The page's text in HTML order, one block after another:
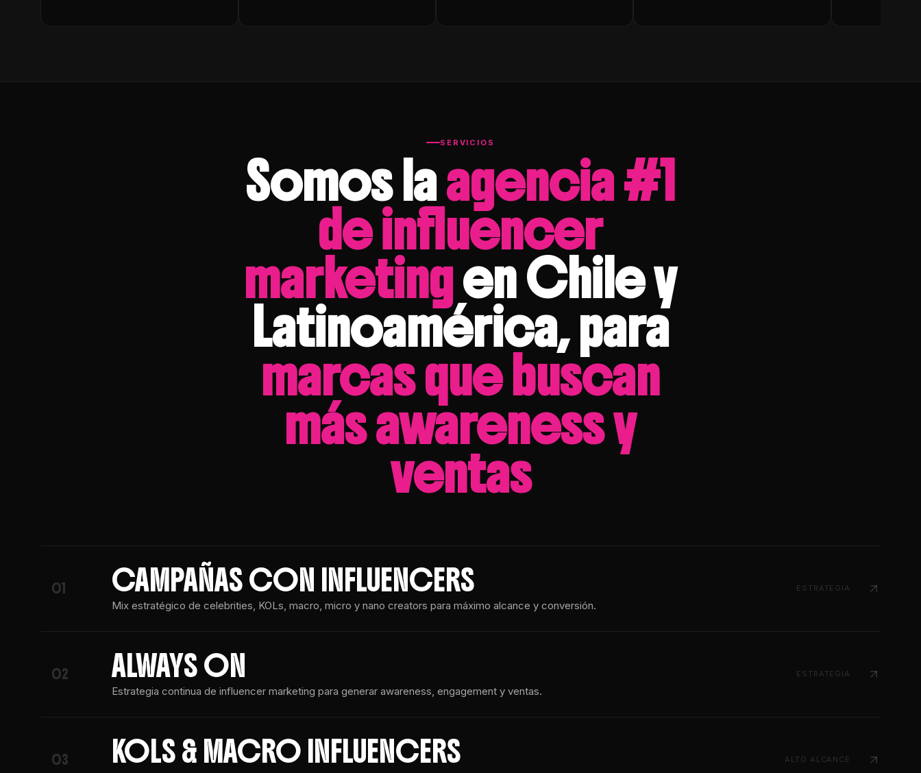
SERVICIOS
Somos laagencia #1
de influencer
marketingen Chile y
Latinoamérica, para
marcas que buscan
más awareness y
ventas
01 CAMPAÑAS CON INFLUENCERS
Mix estratégico de celebrities, KOLs, macro, micro y nano creators para máximo alcance y conversión.
ESTRATEGIA
02 ALWAYS ON
Estrategia continua de influencer marketing para generar awareness, engagement y ventas.
ESTRATEGIA
03 KOLS & MACRO INFLUENCERS ALTO ALCANCE